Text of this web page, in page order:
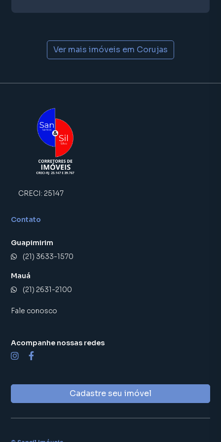
atendimento preparada para atender proprietários e
Ver mais imóveis em Corujas
CRECI: 25147
Contato
Guapimirim
(21) 3633-1570
Mauá
(21) 2631-2100
Fale conosco
Cadastre seu imóvel
Acompanhe nossas redes